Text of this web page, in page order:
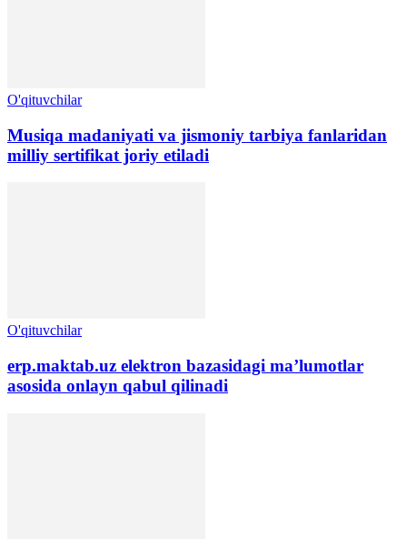
O'qituvchilar
Musiqa madaniyati va jismoniy tarbiya fanlaridan
milliy sertifikat joriy etiladi
O'qituvchilar
erp.maktab.uz elektron bazasidagi ma’lumotlar
asosida onlayn qabul qilinadi